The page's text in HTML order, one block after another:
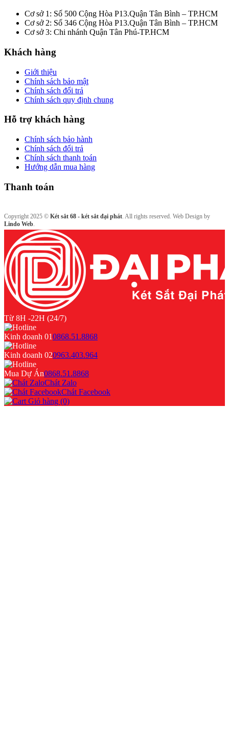
Cơ sở 1: Số 500 Cộng Hòa P13.Quận Tân Bình – TP.HCM
Cơ sở 2: Số 346 Cộng Hòa P13.Quận Tân Bình – TP.HCM
Cơ sở 3: Chi nhánh Quận Tân Phú-TP.HCM
Khách hàng
Giới thiệu
Chính sách bảo mật
Chính sách đổi trả
Chính sách quy định chung
Hỗ trợ khách hàng
Chính sách bảo hành
Chính sách đổi trả
Chính sách thanh toán
Hướng dẫn mua hàng
Thanh toán
Copyright 2025 © Két sắt 68 - két sắt đại phát. All rights reserved. Web Design by
Lindo Web.
Từ 8H -22H (24/7)
Kinh doanh 010868.51.8868
Kinh doanh 020963.403.964
Mua Dự Án0868.51.8868
Chát Zalo
Chát Facebook
Giỏ hàng (0)